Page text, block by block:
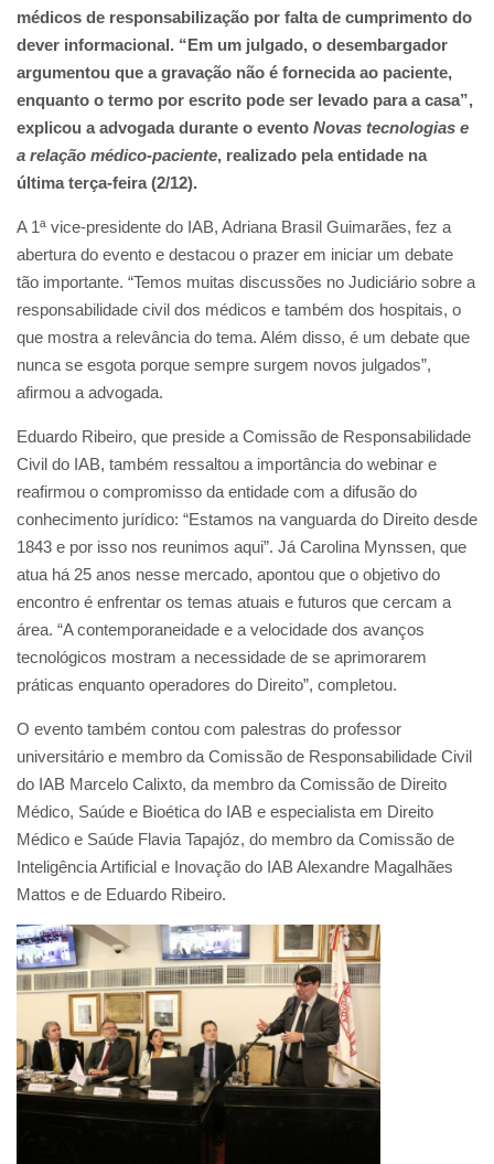
médicos de responsabilização por falta de cumprimento do
dever informacional. “Em um julgado, o desembargador
argumentou que a gravação não é fornecida ao paciente,
enquanto o termo por escrito pode ser levado para a casa”,
explicou a advogada durante o evento Novas tecnologias e
a relação médico-paciente, realizado pela entidade na
última terça-feira (2/12).
A 1ª vice-presidente do IAB, Adriana Brasil Guimarães, fez a
abertura do evento e destacou o prazer em iniciar um debate
tão importante. “Temos muitas discussões no Judiciário sobre a
responsabilidade civil dos médicos e também dos hospitais, o
que mostra a relevância do tema. Além disso, é um debate que
nunca se esgota porque sempre surgem novos julgados”,
afirmou a advogada.
Eduardo Ribeiro, que preside a Comissão de Responsabilidade
Civil do IAB, também ressaltou a importância do webinar e
reafirmou o compromisso da entidade com a difusão do
conhecimento jurídico: “Estamos na vanguarda do Direito desde
1843 e por isso nos reunimos aqui”. Já Carolina Mynssen, que
atua há 25 anos nesse mercado, apontou que o objetivo do
encontro é enfrentar os temas atuais e futuros que cercam a
área. “A contemporaneidade e a velocidade dos avanços
tecnológicos mostram a necessidade de se aprimorarem
práticas enquanto operadores do Direito”, completou.
O evento também contou com palestras do professor
universitário e membro da Comissão de Responsabilidade Civil
do IAB Marcelo Calixto, da membro da Comissão de Direito
Médico, Saúde e Bioética do IAB e especialista em Direito
Médico e Saúde Flavia Tapajóz, do membro da Comissão de
Inteligência Artificial e Inovação do IAB Alexandre Magalhães
Mattos e de Eduardo Ribeiro.